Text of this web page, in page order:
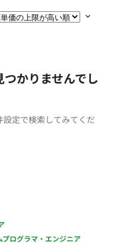
かりませんでし
定で検索してみてくだ
プログラマ・エンジニア